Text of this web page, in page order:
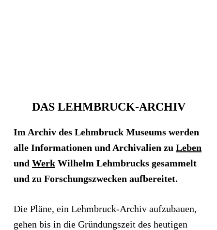
DAS LEHMBRUCK-ARCHIV
Im Archiv des Lehmbruck Museums werden
alle Informationen und Archivalien zu Leben
und Werk Wilhelm Lehmbrucks gesammelt
und zu Forschungszwecken aufbereitet.
Die Pläne, ein Lehmbruck-Archiv aufzubauen,
gehen bis in die Gründungszeit des heutigen